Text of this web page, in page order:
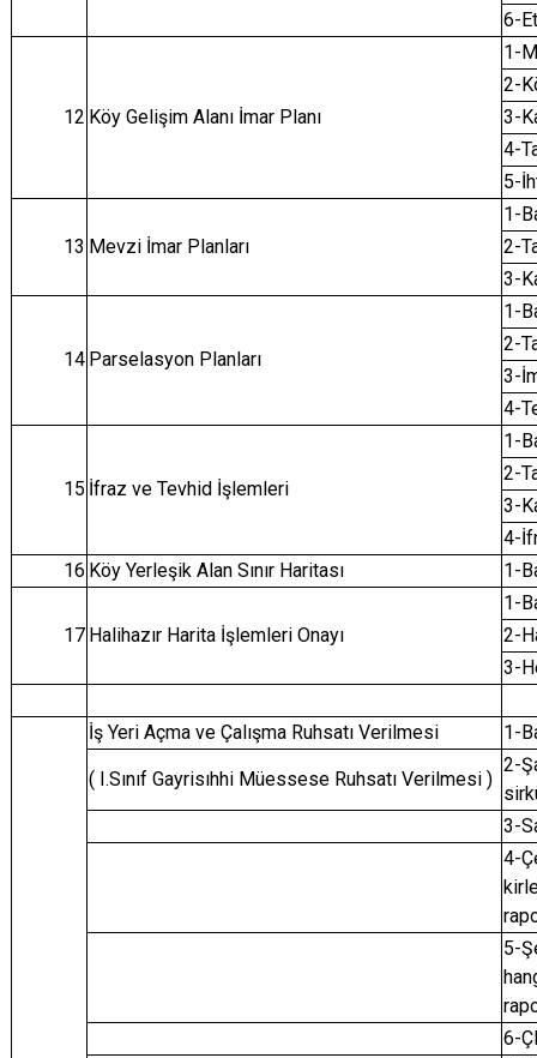
6-
12 Köy Gelişim Alanı İmar Planı
1-
2-
3-
4-
5-
13 Mevzi İmar Planları
1-
2-
3-
14 Parselasyon Planları
1-
2-
3-
4-
15 İfraz ve Tevhid İşlemleri
1-
2-
3-
4-
16 Köy Yerleşik Alan Sınır Haritası 1-
17 Halihazır Harita İşlemleri Onayı
1-
2-
3-
İş Yeri Açma ve Çalışma Ruhsatı Verilmesi 1-
( I.Sınıf Gayrisıhhi Müessese Ruhsatı Verilmesi )
2-
3-
4-
5-
6-